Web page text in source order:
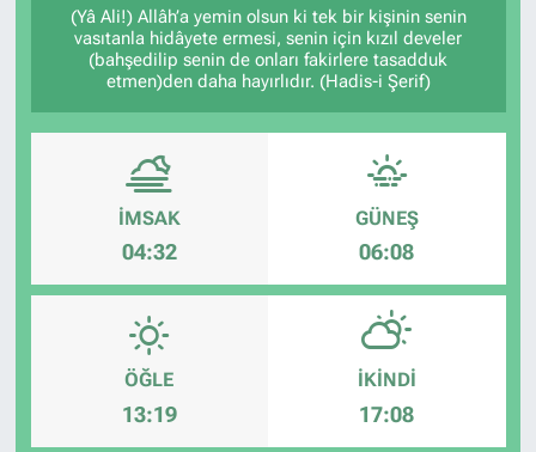
(Yâ Ali!) Allâh’a yemin olsun ki tek bir kişinin senin
vasıtanla hidâyete ermesi, senin için kızıl develer
(bahşedilip senin de onları fakirlere tasadduk
etmen)den daha hayırlıdır. (Hadis-i Şerif)
İMSAK
04:32
GÜNEŞ
06:08
ÖĞLE
13:19
İKINDI
17:08
Haber Arşivi